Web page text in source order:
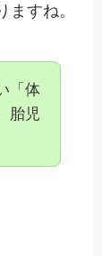
すね。
「体
胎児